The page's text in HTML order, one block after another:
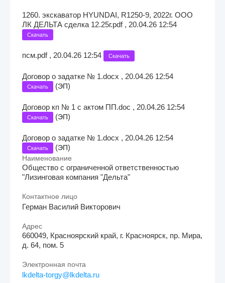
1260. экскаватор HYUNDAI, R1250-9, 2022г. ООО
ЛК ДЕЛЬТА сделка 12.25г.pdf , 20.04.26 12:54
Скачать
псм.pdf , 20.04.26 12:54 Скачать
Договор о задатке № 1.docx , 20.04.26 12:54
Скачать (ЭП)
Договор кп № 1 с актом ПП.doc , 20.04.26 12:54
Скачать (ЭП)
Договор о задатке № 1.docx , 20.04.26 12:54
Скачать (ЭП)
Наименование
Общество с ограниченной ответственностью
"Лизинговая компания "Дельта"
Контактное лицо
Герман Василий Викторович
Адрес
660049, Красноярский край, г. Красноярск, пр. Мира,
д. 64, пом. 5
Электронная почта
lkdelta-torgy@lkdelta.ru